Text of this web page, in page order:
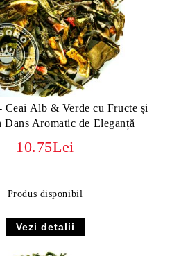
Ceai Alb & Verde cu Fructe și
Aromatic de Eleganță
10.75Lei
Produs disponibil
Vezi detalii